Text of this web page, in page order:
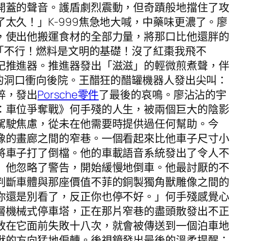
的聲音。護盾劇烈震動，但奇蹟般地擋住了攻
太久！」K-999焦急地大喊，中藥味更濃了。廖
出他搬運食材的全部力量，將那口比他還胖的
行！燃料是文明的基礎！沒了紅棗我飛不
進器。推進器發出「滋滋」的輕微煎煮聲，伴
口衝向後院。王醋狂的醋罐機器人發出尖叫：
，發出Porsche零件了最後的哀鳴。廖沾沾的宇
位爭奪戰》何手殘的人生，被兩個巨大的陰影
焦慮，從未在他需要時提供過任何幫助。今
畫廊之間的窄巷。一個看起來比他車子尺寸小
子打了倒檔。他的車載語音系統發出了令人不
忽略了警告，開始緩慢地倒車。他最討厭的不
車體與那座價值不菲的銅製獨角獸雕像之間的
是別看了，反正你也停不好。」何手殘感覺心
械式停車塔，正在那片窄巷的盡頭散發出不正
它面前失敗十八次，就會被傳送到一個泊車地